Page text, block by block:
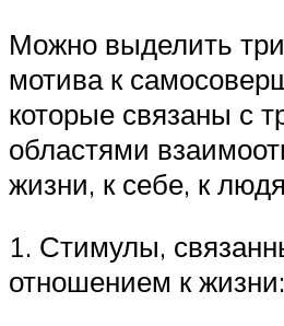
Можно выделить
мотива к
которые связаны с
областями
жизни, к себе, к
1. Стимулы,
отношением к жизни: